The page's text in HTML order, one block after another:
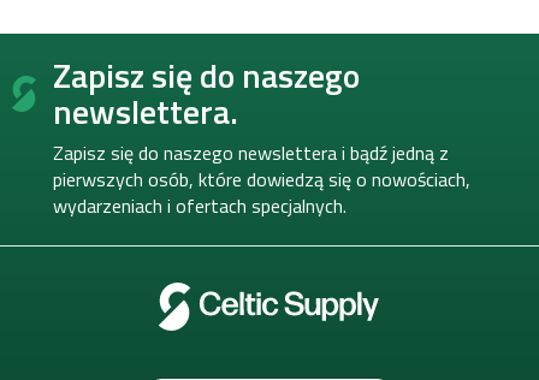
S
Zapisz się do naszego
newslettera.
Zapisz się do naszego newslettera i bądź jedną z
pierwszych osób, które dowiedzą się o nowościach,
wydarzeniach i ofertach specjalnych.